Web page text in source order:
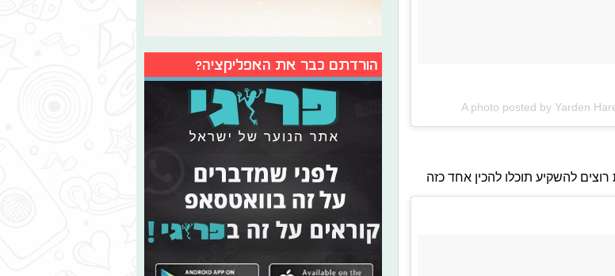
A photo posted by Yarden
להשקיע תוכלו להכין אחד כזה
הורדתם כבר את האפליקציה?